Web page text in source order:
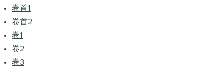
卷首1
卷首2
卷1
卷2
卷3